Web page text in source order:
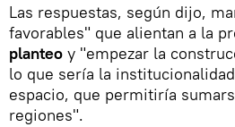
Las respuestas, según dijo,
favorables" que alientan a la
planteo y "empezar la
lo que sería la
espacio, que permitiría
regiones".